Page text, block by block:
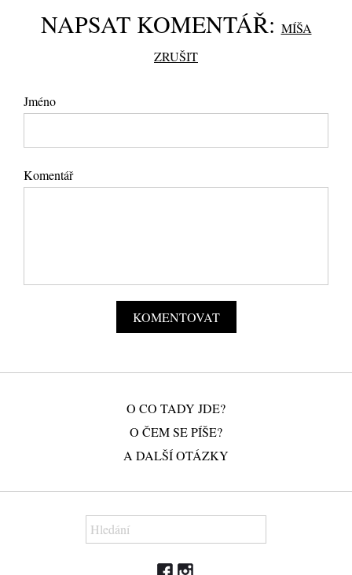
NAPSAT KOMENTÁŘ: MÍŠA
ZRUŠIT
Jméno
Komentář
O CO TADY JDE?
O ČEM SE PÍŠE?
A DALŠÍ OTÁZKY